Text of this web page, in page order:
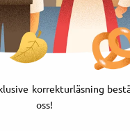
korrekturläsning
oss!